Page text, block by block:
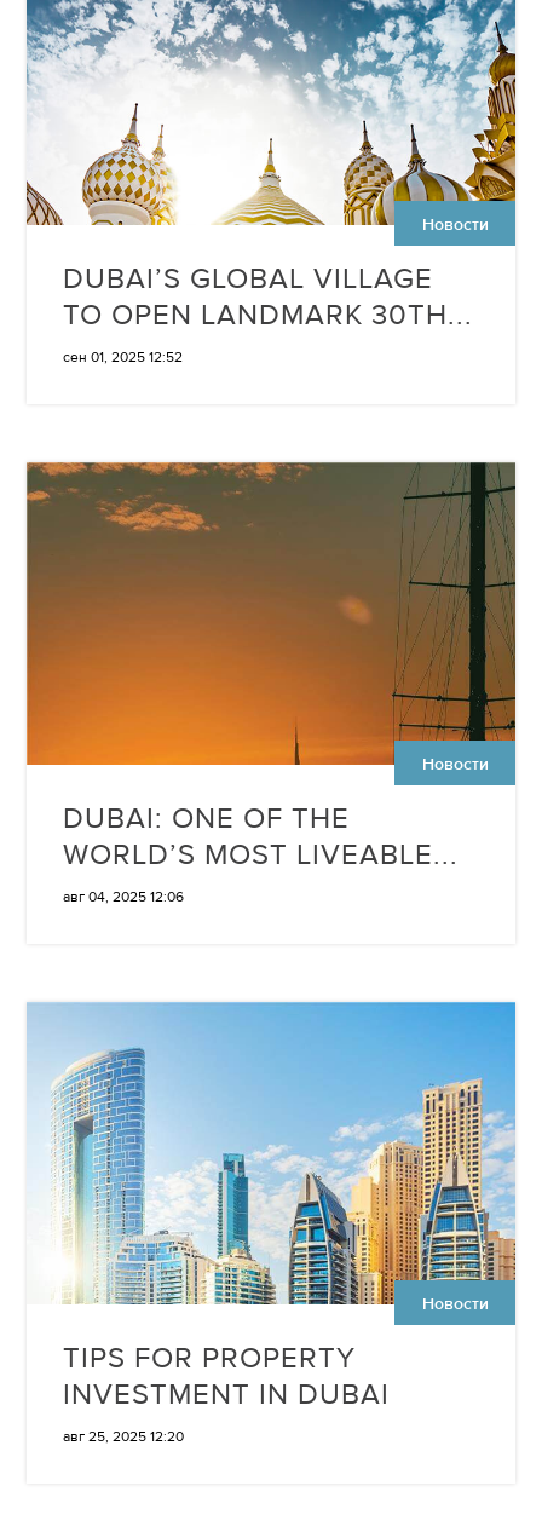
Новости
DUBAI’S GLOBAL VILLAGE
TO OPEN LANDMARK 30TH...
сен 01, 2025 12:52
Новости
DUBAI: ONE OF THE
WORLD’S MOST LIVEABLE...
авг 04, 2025 12:06
Новости
TIPS FOR PROPERTY
INVESTMENT IN DUBAI
авг 25, 2025 12:20